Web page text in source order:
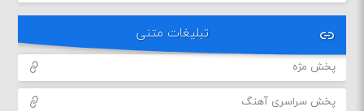
تبلیغات متنی
پخش مژه
پخش سراسری آهنگ